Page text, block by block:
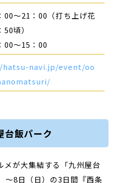
00～21：00（打ち上げ花
頃）
00～15：00
navi.jp/event/oo
台飯パーク
メが大集結する「九州屋台
～8日（日）の3日間『西条